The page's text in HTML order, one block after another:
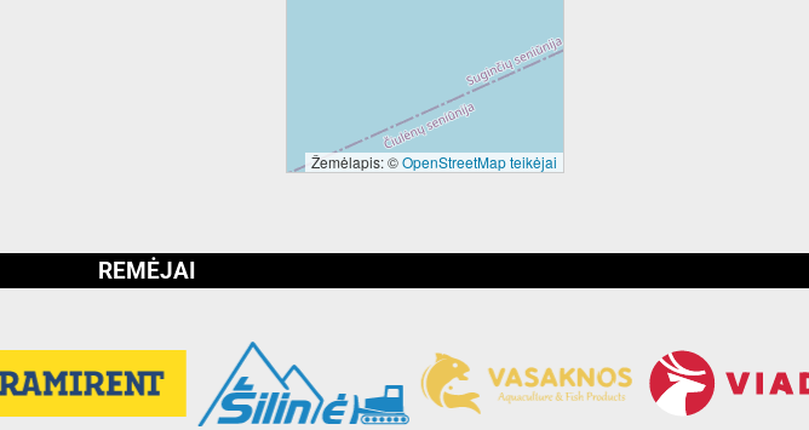
Žemėlapis: ©OpenStreetMap teikėjai
REMĖJAI